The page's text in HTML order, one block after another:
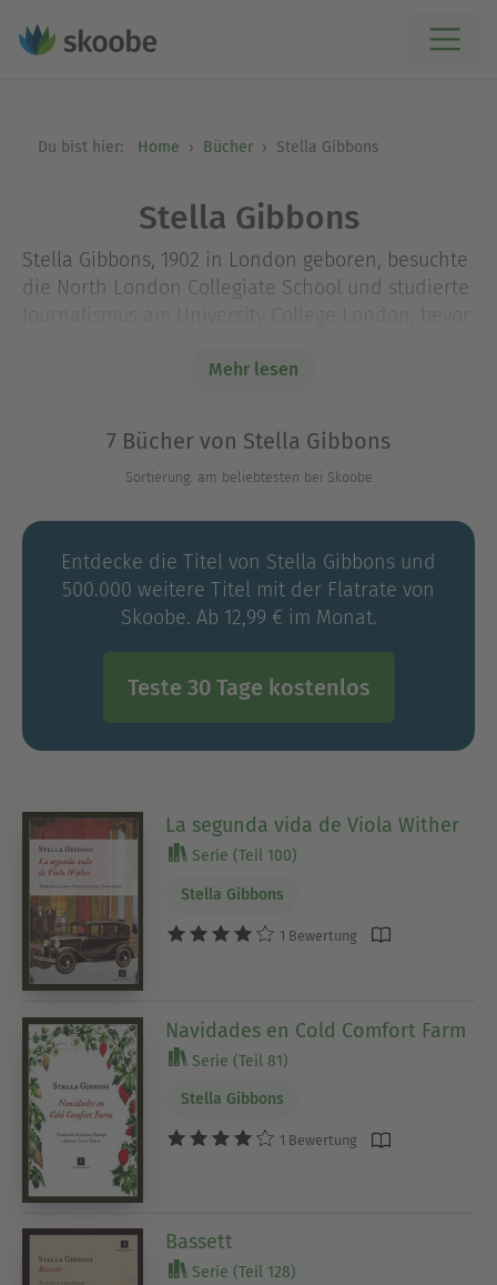
Du bist hier: Home Bücher Stella Gibbons
Stella Gibbons
Stella Gibbons, 1902 in London geboren, besuchte
die North London Collegiate School und studierte
und Zeitschriften arbeitete, u. a. für den Evening
Gibbons ihren ersten Lyrikband. Zwei Jahre später
folgte ihr erster Roman Teatime mit Kuh, der ein
durchschlagender Erfolg wurde und heute zu den
Jahrhunderts zählt. Obwohl Gibbons fast ein
halbes Jahrhundert schriftstellerisch aktiv war,
fanden weder ihre späteren 22 Romane noch ihre
Lyrik eine mit ihrem Erstlingswerk vergleichbare
Mehr lesen
7 Bücher von Stella Gibbons
Sortierung: am beliebtesten bei Skoobe
Entdecke die Titel von Stella Gibbons und
500.000 weitere Titel mit der Flatrate von
Skoobe. Ab 12,99 € im Monat.
Teste 30 Tage kostenlos
La segunda vida de Viola Wither
Serie (Teil 100)
Stella Gibbons
1 Bewertung
Navidades en Cold Comfort Farm
Serie (Teil 81)
Stella Gibbons
1 Bewertung
Bassett
Serie (Teil 128)